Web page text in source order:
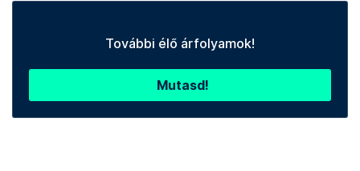
További élő árfolyamok!
Mutasd!